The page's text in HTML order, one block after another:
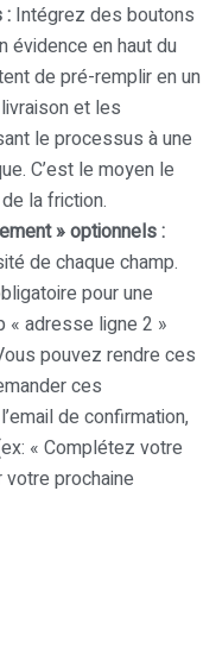
: Intégrez des boutons
évidence en haut du
de pré-remplir en un
et les
le processus à une
C’est le moyen le
la friction.
» optionnels :
de chaque champ.
pour une
« adresse ligne 2 »
pouvez rendre ces
ces
de confirmation,
« Complétez votre
prochaine